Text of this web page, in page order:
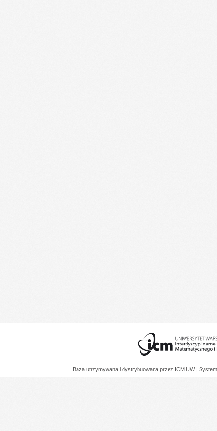
Baza utrzymywana i dystrybuowana przez ICM UW |